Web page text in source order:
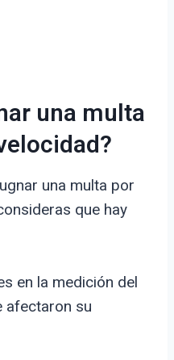
una multa
una multa por
que hay
en la medición del
afectaron su